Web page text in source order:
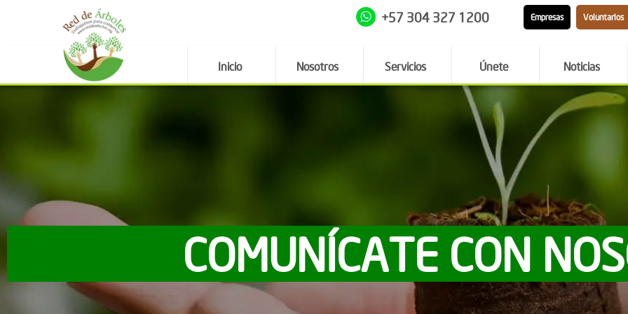
+57 304 327 1200 Empresas Voluntarios
Inicio Nosotros Servicios Únete Noticias
COMUNÍCATE CON